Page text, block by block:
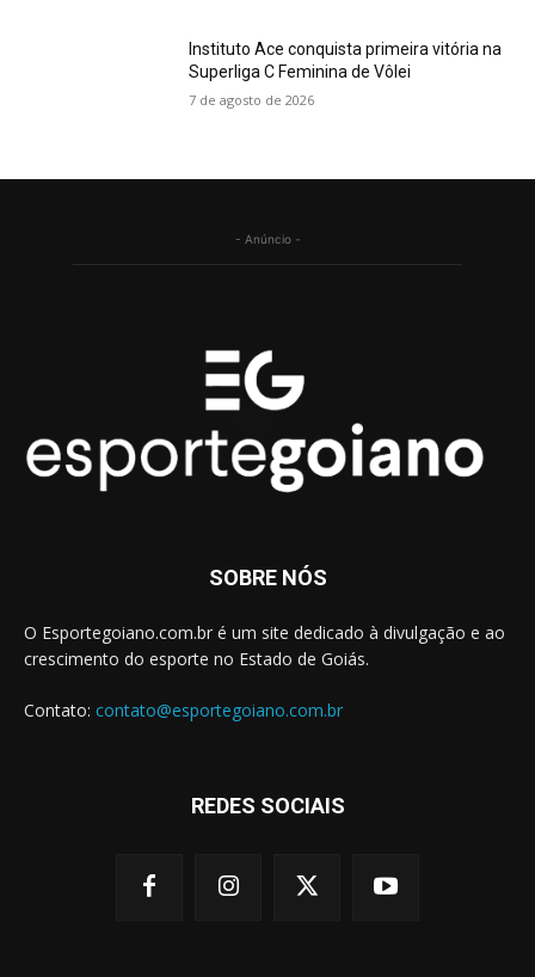
Instituto Ace conquista primeira vitória na
Superliga C Feminina de Vôlei
7 de agosto de 2026
- Anúncio -
SOBRE NÓS
O Esportegoiano.com.br é um site dedicado à divulgação e ao
crescimento do esporte no Estado de Goiás.
Contato: contato@esportegoiano.com.br
REDES SOCIAIS